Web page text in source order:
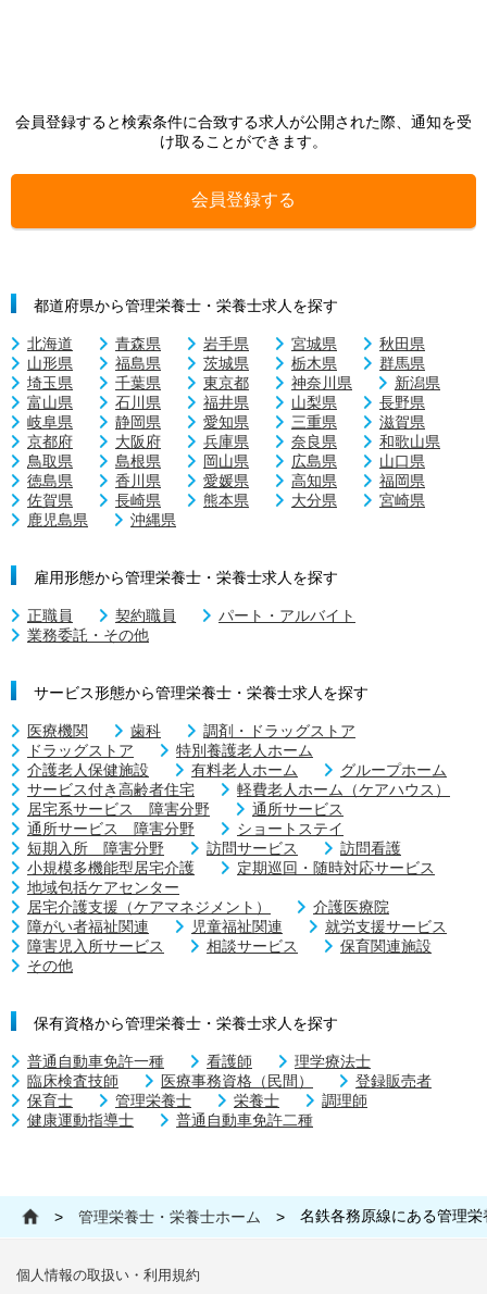
会員登録すると検索条件に合致する求人が公開された際、通知を受
け取ることができます。
会員登録する
都道府県から管理栄養士・栄養士求人を探す
北海道 青森県 岩手県 宮城県
秋田県
山形県
福島県 茨城県 栃木県
群馬県
埼玉県
千葉県 東京都 神奈川県
新潟県
富山県
石川県 福井県 山梨県
長野県
岐阜県
静岡県 愛知県 三重県
滋賀県
京都府
大阪府 兵庫県 奈良県
和歌山県
鳥取県
島根県 岡山県 広島県
山口県
徳島県
香川県 愛媛県 高知県
福岡県
佐賀県
長崎県 熊本県 大分県
宮崎県
鹿児島県
沖縄県
雇用形態から管理栄養士・栄養士求人を探す
正職員 契約職員
パート・アルバイト
業務委託・その他
サービス形態から管理栄養士・栄養士求人を探す
医療機関 歯科
調剤・ドラッグストア
ドラッグストア
特別養護老人ホーム
介護老人保健施設
有料老人ホーム
グループホーム
サービス付き高齢者住宅
軽費老人ホーム（ケアハウス）
居宅系サービス 障害分野
通所サービス
通所サービス 障害分野
ショートステイ
短期入所 障害分野
訪問サービス
訪問看護
小規模多機能型居宅介護
定期巡回・随時対応サービス
地域包括ケアセンター
居宅介護支援（ケアマネジメント）
介護医療院
障がい者福祉関連
児童福祉関連
就労支援サービス
障害児入所サービス
相談サービス
保育関連施設
その他
保有資格から管理栄養士・栄養士求人を探す
普通自動車免許一種 看護師
理学療法士
臨床検査技師
医療事務資格（民間）
登録販売者
保育士
管理栄養士 栄養士
調理師
健康運動指導士
普通自動車免許二種
> 管理栄養士・栄養士ホーム > 名鉄各務原線にある管理
個人情報の取扱い・利用規約